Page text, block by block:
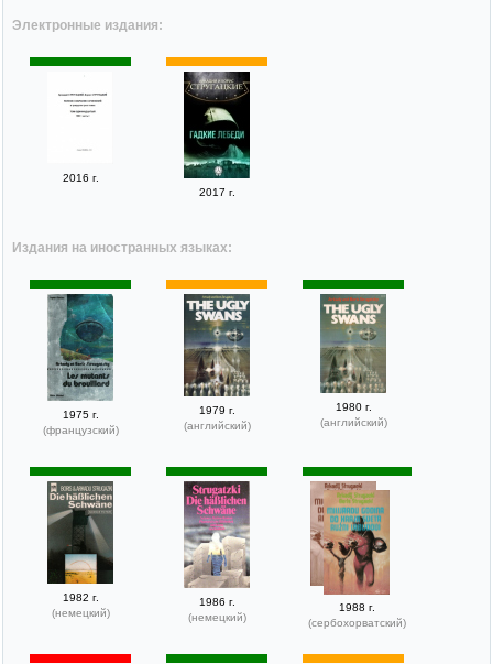
Электронные издания:
2016 г.
2017 г.
Издания на иностранных языках:
1975 г.
(французский)
1979 г.
(английский)
1980 г.
(английский)
1982 г.
(немецкий)
1986 г.
(немецкий)
1988 г.
(сербохорватский)